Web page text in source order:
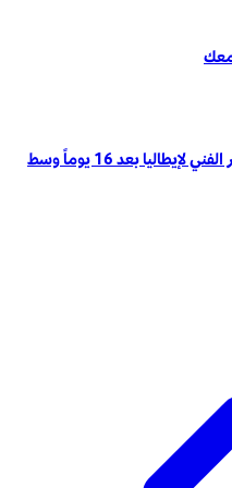
معك
باولو مالديني يستقيل من منصب المدير الفني لإيطاليا بعد 16 يوماً وسط